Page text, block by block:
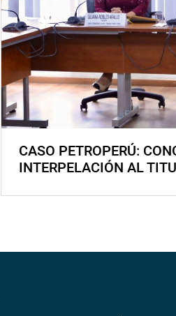
CASO PETROPERÚ:
INTERPELACIÓN AL